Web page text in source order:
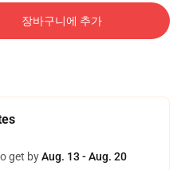
장바구니에 추가
get byAug. 13 - Aug. 20